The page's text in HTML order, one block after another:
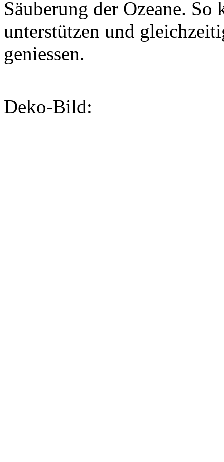
Säuberung der Ozeane.
unterstützen und
geniessen.
Deko-Bild: